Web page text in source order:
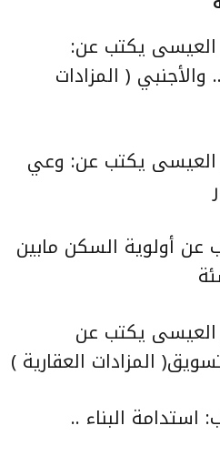
العيسى يكتب عن:
والأجنبي ( المزادات
العيسى يكتب عن: وعي
عن أولوية السكن مابين
العيسى يكتب عن
( المزادات العقارية )
استدامة البناء ..